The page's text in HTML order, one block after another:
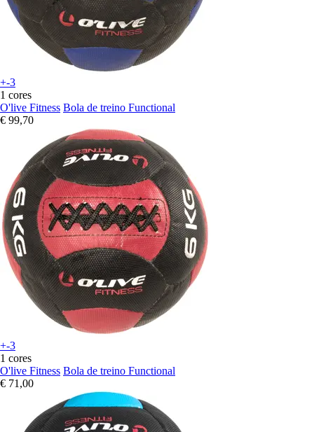
+-3
1 cores
O'live Fitness Bola de treino Functional
€ 99,70
+-3
1 cores
O'live Fitness Bola de treino Functional
€ 71,00